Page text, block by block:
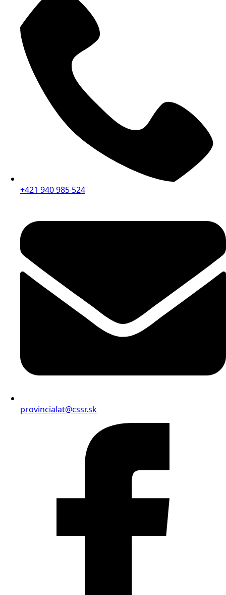
+421 940 985 524
provincialat@cssr.sk